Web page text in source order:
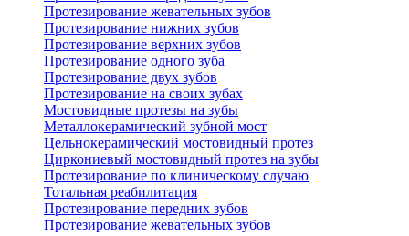
Протезирование жевательных зубов
Протезирование нижних зубов
Протезирование верхних зубов
Протезирование одного зуба
Протезирование двух зубов
Протезирование на своих зубах
Мостовидные протезы на зубы
Металлокерамический зубной мост
Цельнокерамический мостовидный протез
Циркониевый мостовидный протез на зубы
Протезирование по клиническому случаю
Тотальная реабилитация
Протезирование передних зубов
Протезирование жевательных зубов